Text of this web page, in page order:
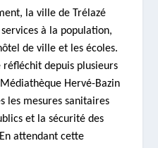
la ville de Trélazé
à la population,
de ville et les écoles.
depuis plusieurs
Hervé-Bazin
les mesures sanitaires
et la sécurité des
attendant cette